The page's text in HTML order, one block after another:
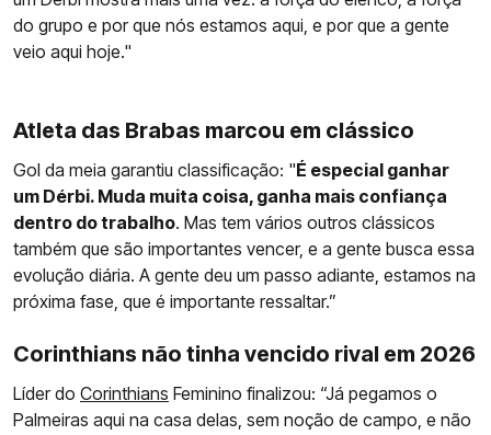
do grupo e por que nós estamos aqui, e por que a gente
veio aqui hoje."
Atleta das Brabas marcou em clássico
Gol da meia garantiu classificação: "É especial ganhar
um Dérbi. Muda muita coisa, ganha mais confiança
dentro do trabalho. Mas tem vários outros clássicos
também que são importantes vencer, e a gente busca essa
evolução diária. A gente deu um passo adiante, estamos na
próxima fase, que é importante ressaltar.”
Corinthians não tinha vencido rival em 2026
Líder do Corinthians Feminino finalizou: “Já pegamos o
Palmeiras aqui na casa delas, sem noção de campo, e não